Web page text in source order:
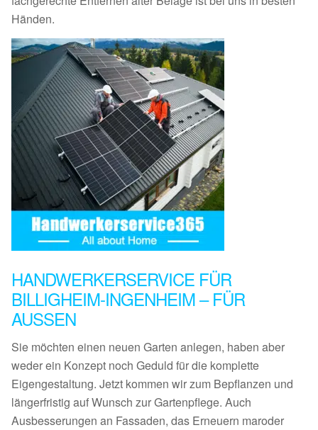
Händen.
HANDWERKERSERVICE FÜR
BILLIGHEIM-INGENHEIM – FÜR
AUSSEN
Sie möchten einen neuen Garten anlegen, haben aber
weder ein Konzept noch Geduld für die komplette
Eigengestaltung. Jetzt kommen wir zum Bepflanzen und
längerfristig auf Wunsch zur Gartenpflege. Auch
Ausbesserungen an Fassaden, das Erneuern maroder